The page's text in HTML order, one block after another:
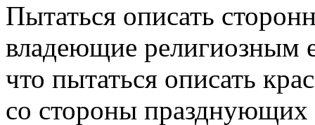
Пытаться описать
владеющие религиозным
что пытаться описать
со стороны празднующих